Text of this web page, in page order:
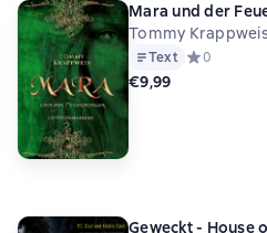
Mara und der
Tommy
Text Средний
0
€9,99
Geweckt - House